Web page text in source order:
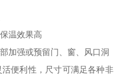
温效果高
加强或预留门、窗、风口洞
便利性，尺寸可满足各种非